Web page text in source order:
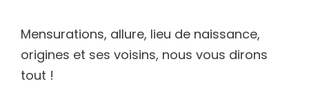
Mensurations, allure, lieu de naissance,
origines et ses voisins, nous vous dirons
tout !